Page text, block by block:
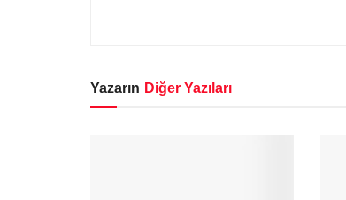
Yazarın Diğer Yazıları